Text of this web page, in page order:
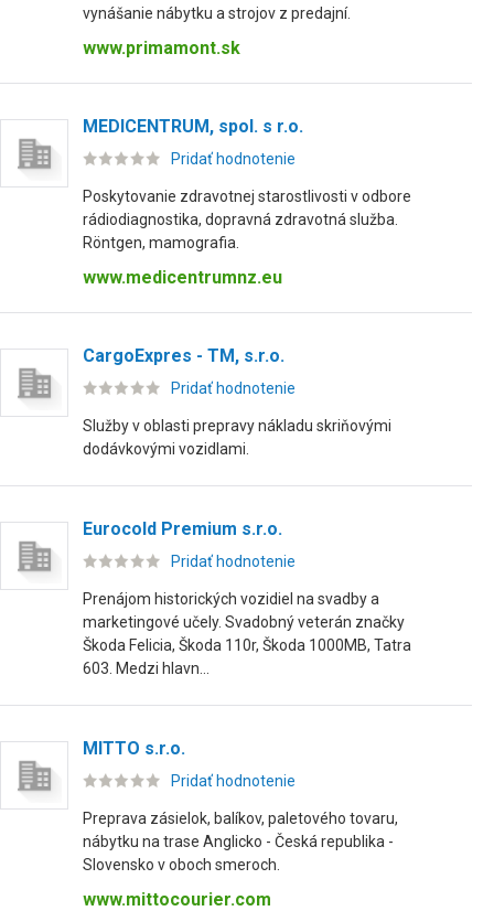
vynášanie nábytku a strojov z predajní.
www.primamont.sk
MEDICENTRUM, spol. s r.o.
Pridať hodnotenie
Poskytovanie zdravotnej starostlivosti v odbore
rádiodiagnostika, dopravná zdravotná služba.
Röntgen, mamografia.
www.medicentrumnz.eu
CargoExpres - TM, s.r.o.
Pridať hodnotenie
Služby v oblasti prepravy nákladu skriňovými
dodávkovými vozidlami.
Eurocold Premium s.r.o.
Pridať hodnotenie
Prenájom historických vozidiel na svadby a
marketingové učely. Svadobný veterán značky
Škoda Felicia, Škoda 110r, Škoda 1000MB, Tatra
603. Medzi hlavn...
MITTO s.r.o.
Pridať hodnotenie
Preprava zásielok, balíkov, paletového tovaru,
nábytku na trase Anglicko - Česká republika -
Slovensko v oboch smeroch.
www.mittocourier.com